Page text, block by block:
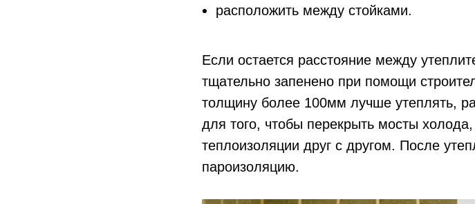
расположить между стойками.
Если остается расстояние между
тщательно запенено при помощи
толщину более 100мм лучше утеплять,
для того, чтобы перекрыть мосты
теплоизоляции друг с другом. После
пароизоляцию.